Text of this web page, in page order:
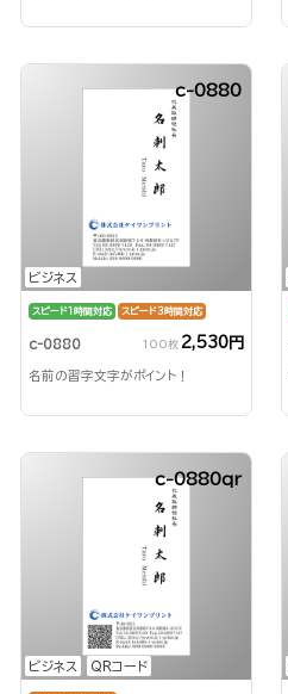
ビジネス
c-0880
スピード1時間対応 スピード3時間対応
c-0880 100枚 2,530円
名前の習字文字がポイント！
ビジネス QRコード
c-0880qr